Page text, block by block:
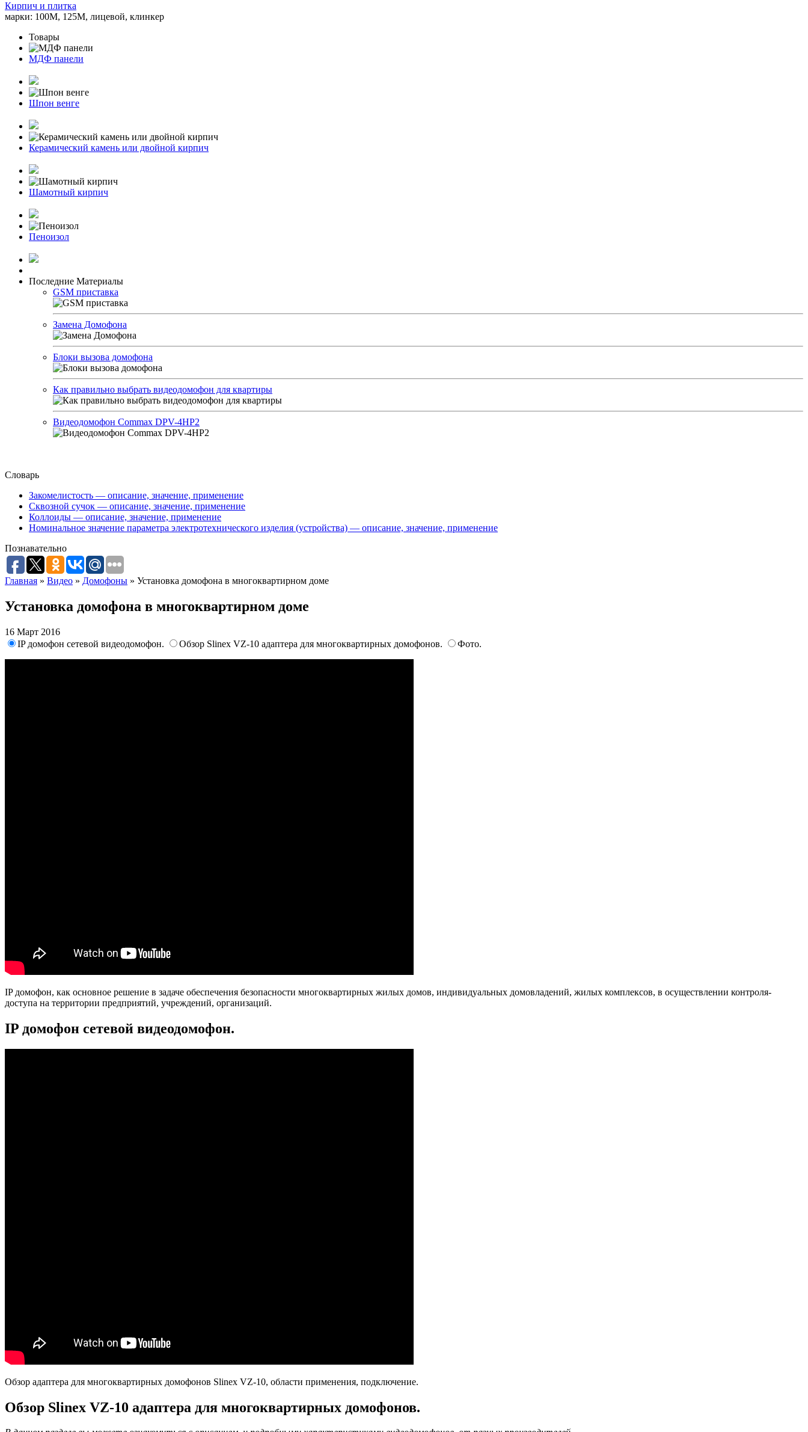
Кирпич и плитка
марки: 100М, 125М, лицевой, клинкер
Товары
МДФ панели
Шпон венге
Керамический камень или двойной кирпич
Шамотный кирпич
Пеноизол
Последние Материалы
GSM приставка
Замена Домофона
Блоки вызова домофона
Как правильно выбрать видеодомофон для квартиры
Видеодомофон Commax DPV-4HP2
Словарь
Закомелистость — описание, значение, применение
Сквозной сучок — описание, значение, применение
Коллоиды — описание, значение, применение
Номинальное значение параметра электротехнического изделия (устройства) — описание, значение, применение
Познавательно
Главная » Видео » Домофоны » Установка домофона в многоквартирном доме
Установка домофона в многоквартирном доме
16 Март 2016
IP домофон сетевой видеодомофон.
Обзор Slinex VZ-10 адаптера для многоквартирных домофонов. Фото.
IP домофон, как основное решение в задаче обеспечения безопасности многоквартирных жилых домов, индивидуальных домовладений, жилых комплексов, в осуществлении контроля-
доступа на территории предприятий, учреждений, организаций.
IP домофон сетевой видеодомофон.
Обзор адаптера для многоквартирных домофонов Slinex VZ-10, области применения, подключение.
Обзор Slinex VZ-10 адаптера для многоквартирных домофонов.